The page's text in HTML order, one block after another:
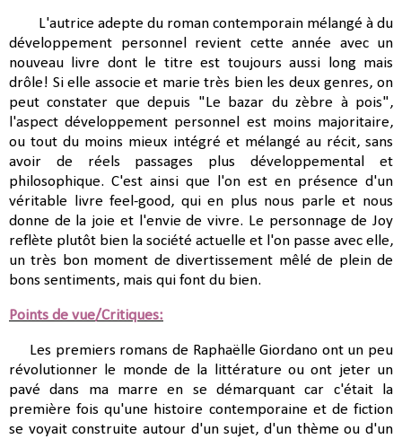
L'autrice adepte du roman contemporain mélangé à du
développement personnel revient cette année avec un
nouveau livre dont le titre est toujours aussi long mais
drôle! Si elle associe et marie très bien les deux genres, on
peut constater que depuis "Le bazar du zèbre à pois",
l'aspect développement personnel est moins majoritaire,
ou tout du moins mieux intégré et mélangé au récit, sans
avoir de réels passages plus développemental et
philosophique. C'est ainsi que l'on est en présence d'un
véritable livre feel-good, qui en plus nous parle et nous
donne de la joie et l'envie de vivre. Le personnage de Joy
reflète plutôt bien la société actuelle et l'on passe avec elle,
un très bon moment de divertissement mêlé de plein de
bons sentiments, mais qui font du bien.
Points de vue/Critiques:
Les premiers romans de Raphaëlle Giordano ont un peu
révolutionner le monde de la littérature ou ont jeter un
pavé dans ma marre en se démarquant car c'était la
première fois qu'une histoire contemporaine et de fiction
se voyait construite autour d'un sujet, d'un thème ou d'un